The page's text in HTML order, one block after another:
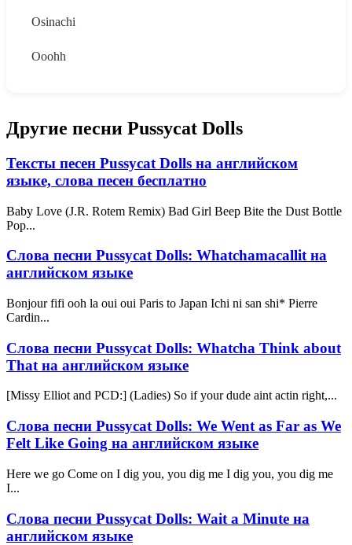
Osinachi
Ooohh
Другие песни Pussycat Dolls
Тексты песен Pussycat Dolls на английском
языке, слова песен бесплатно
Baby Love (J.R. Rotem Remix) Bad Girl Beep Bite the Dust Bottle
Pop...
Слова песни Pussycat Dolls: Whatchamacallit на
английском языке
Bonjour fifi ooh la oui oui Paris to Japan Ichi ni san shi* Pierre
Cardin...
Слова песни Pussycat Dolls: Whatcha Think about
That на английском языке
[Missy Elliot and PCD:] (Ladies) So if your dude aint actin right,...
Слова песни Pussycat Dolls: We Went as Far as We
Felt Like Going на английском языке
Here we go Come on I dig you, you dig me I dig you, you dig me
I...
Слова песни Pussycat Dolls: Wait a Minute на
английском языке